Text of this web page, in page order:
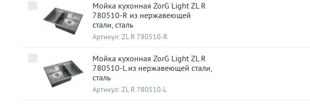
Мойка кухонная ZorG Light ZL R
780510-R из нержавеющей
стали, сталь
Артикул: ZL R 780510-R
Мойка кухонная ZorG Light ZL R
780510-L из нержавеющей стали,
сталь
Артикул: ZL R 780510-L